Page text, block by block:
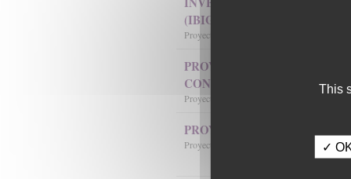
(IBIG)
Proyectos de Investigación > Organismos
PROYECTOS DE
CONOCIMIENTO I+D+i 2012
Proyectos de Investigación > Organismos
PROYECTOS DE EXCELENCIA
Proyectos de Investigación > Organismos
This
✓